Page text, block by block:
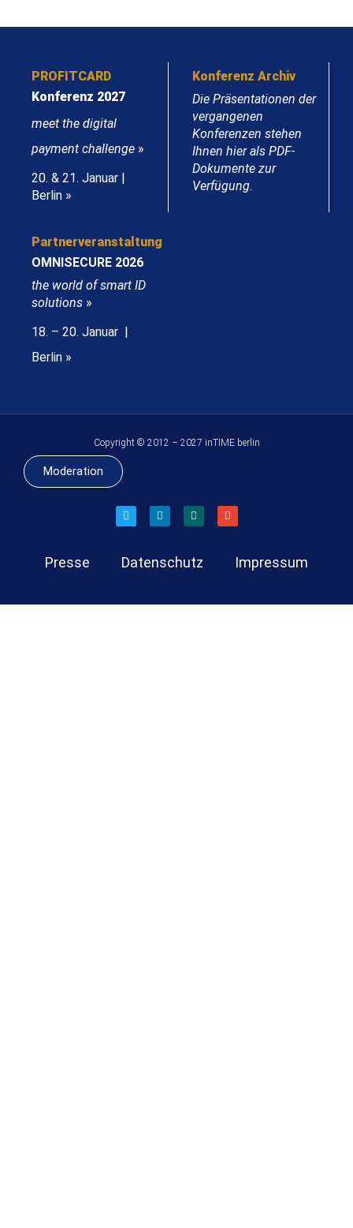
PROFITCARD
Konferenz 2027
meet the digital
payment challenge »
20. & 21. Januar |
Berlin »
Konferenz Archiv
Die Präsentationen der
vergangenen
Konferenzen stehen
Ihnen hier als PDF-
Dokumente zur
Verfügung.
Partnerveranstaltung
OMNISECURE 2026
the world of smart ID
solutions »
18. – 20. Januar |
Berlin »
Copyright © 2012 – 2027 inTIME berlin
Moderation
Presse Datenschutz Impressum